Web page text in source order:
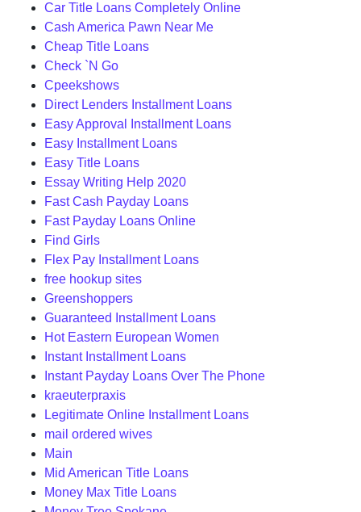
Car Title Loans Completely Online
Cash America Pawn Near Me
Cheap Title Loans
Check `N Go
Cpeekshows
Direct Lenders Installment Loans
Easy Approval Installment Loans
Easy Installment Loans
Easy Title Loans
Essay Writing Help 2020
Fast Cash Payday Loans
Fast Payday Loans Online
Find Girls
Flex Pay Installment Loans
free hookup sites
Greenshoppers
Guaranteed Installment Loans
Hot Eastern European Women
Instant Installment Loans
Instant Payday Loans Over The Phone
kraeuterpraxis
Legitimate Online Installment Loans
mail ordered wives
Main
Mid American Title Loans
Money Max Title Loans